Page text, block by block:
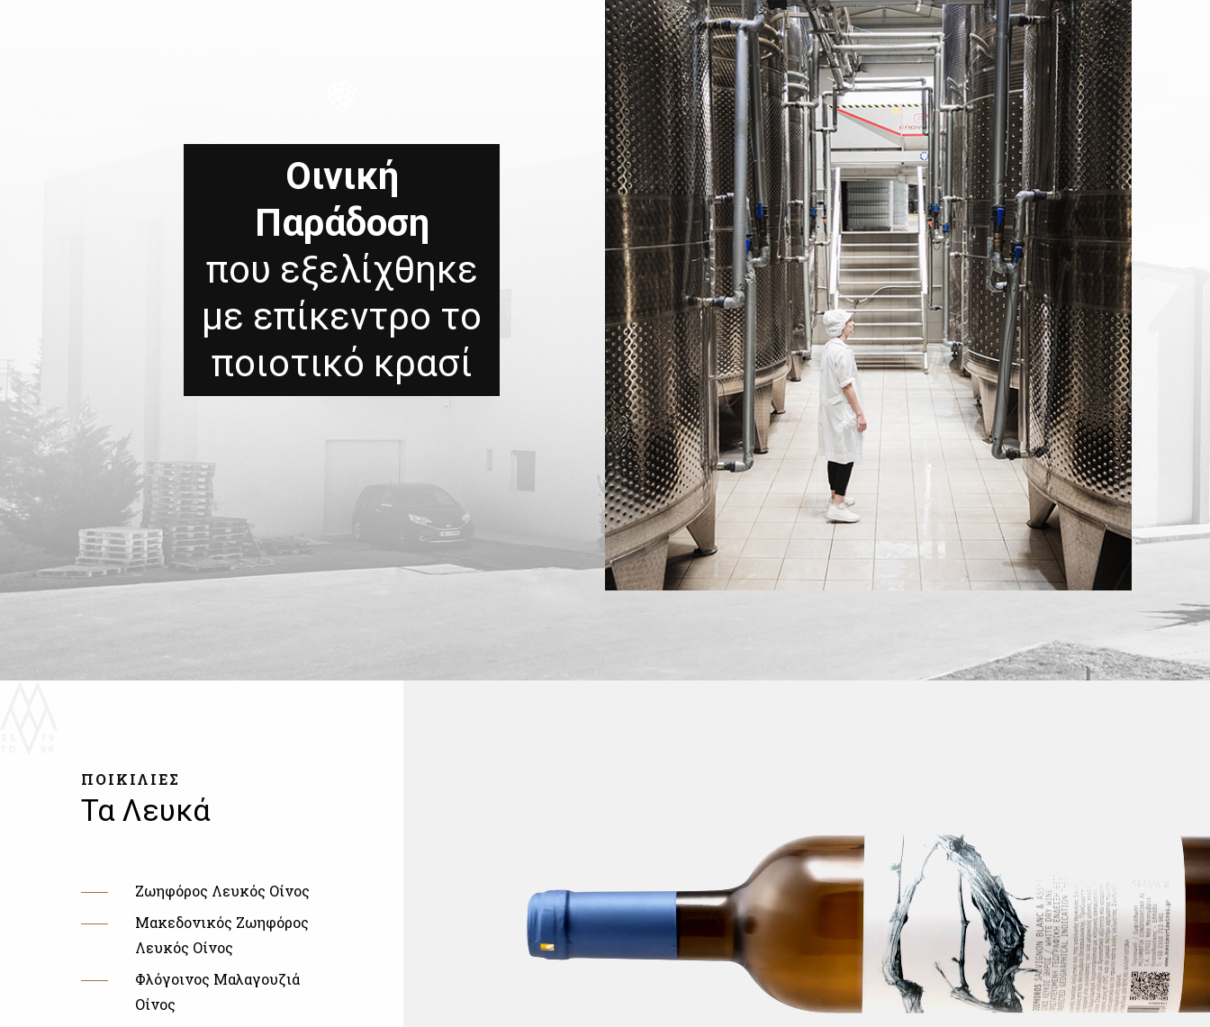
Οινική
Παράδοση
που εξελίχθηκε
με επίκεντρο το
ποιοτικό κρασί
ΠΟΙΚΙΛΙΕΣ
Τα Λευκά
Ζωηφόρος Λευκός Οίνος
Μακεδονικός Ζωηφόρος
Λευκός Οίνος
Φλόγοινος Μαλαγουζιά
Οίνος